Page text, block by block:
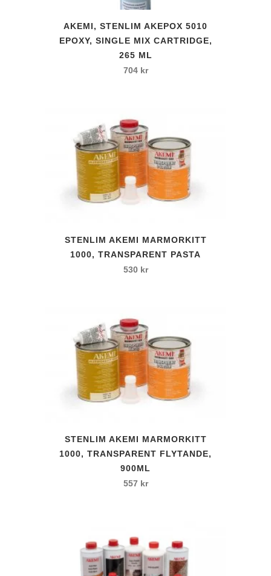
AKEMI, STENLIM AKEPOX 5010
EPOXY, SINGLE MIX CARTRIDGE,
265 ML
704 kr
STENLIM AKEMI MARMORKITT
1000, TRANSPARENT PASTA
530 kr
STENLIM AKEMI MARMORKITT
1000, TRANSPARENT FLYTANDE,
900ML
557 kr